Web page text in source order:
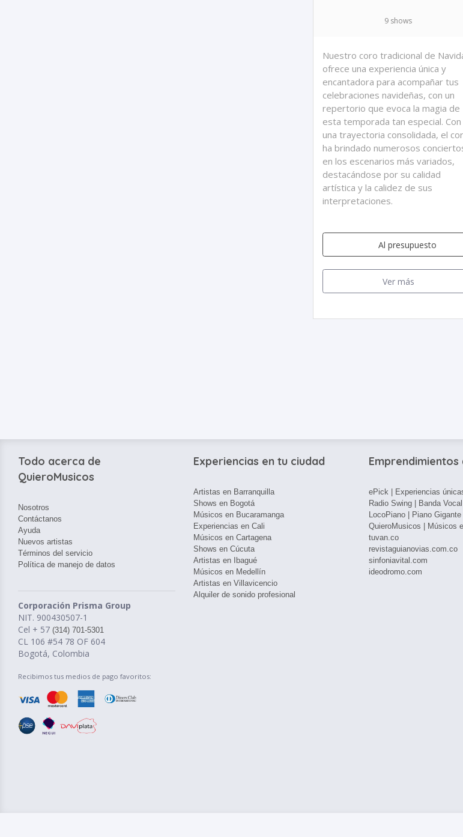
9 shows
Nuestro coro tradicional de
ofrece una experiencia única y
encantadora para acompañar tus
celebraciones navideñas, con un
repertorio que evoca la magia de
esta temporada tan especial. Con
una trayectoria consolidada, el
ha brindado numerosos
en los escenarios más variados,
destacándose por su calidad
artística y la calidez de sus
interpretaciones.
Al presupuesto
Ver más
Todo acerca de
QuieroMusicos
Nosotros
Contáctanos
Ayuda
Nuevos artistas
Términos del servicio
Política de manejo de datos
Corporación Prisma Group
NIT. 900430507-1
Cel + 57 (314) 701-5301
CL 106 #54 78 OF 604
Bogotá, Colombia
Recibimos tus medios de pago favoritos:
Experiencias en tu ciudad
Artistas en Barranquilla
Shows en Bogotá
Músicos en Bucaramanga
Experiencias en Cali
Músicos en Cartagena
Shows en Cúcuta
Artistas en Ibagué
Músicos en Medellín
Artistas en Villavicencio
Alquiler de sonido profesional
Emprendimientos
ePick | Experiencias
Radio Swing | Banda Vocal
LocoPiano | Piano Gigante
QuieroMusicos | Músicos
tuvan.co
revistaguianovias.com.co
sinfoniavital.com
ideodromo.com